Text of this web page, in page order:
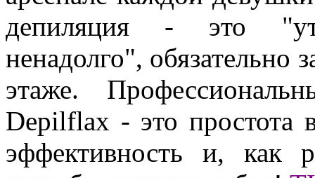
депиляция - это
ненадолго", обязательно
этаже.
Depilflax - это простота
эффективность и, как